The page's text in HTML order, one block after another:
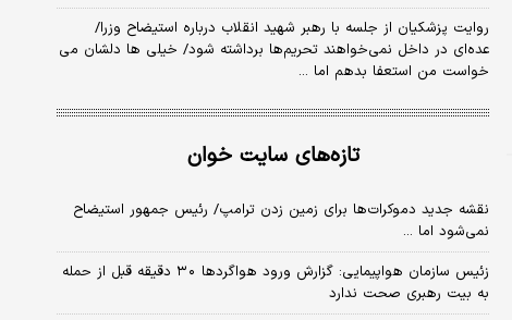
روایت پزشکیان از جلسه با رهبر شهید انقلاب درباره استیضاح وزرا/
عده‌ای در داخل نمی‌خواهند تحریم‌ها برداشته شود/ خیلی ها دلشان می
خواست من استعفا بدهم اما ...
تازه‌های سایت خوان
نقشه جدید دموکرات‌ها برای زمین زدن ترامپ/ رئیس جمهور استیضاح
نمی‌شود اما ...
زئیس سازمان هواپیمایی: گزارش ورود هواگردها ٣٠ دقیقه قبل از حمله
به بیت رهبری صحت ندارد